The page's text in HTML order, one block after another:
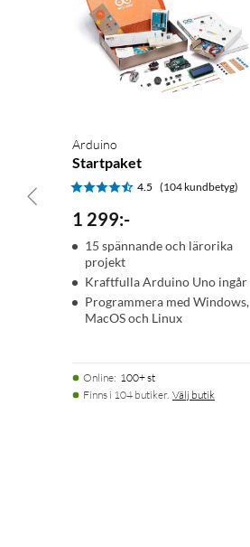
Arduino
Startpaket
4.5 (104 kundbetyg)
1 299:-
15 spännande och lärorika
projekt
Kraftfulla Arduino Uno ingår
Programmera med Windows,
MacOS och Linux
Online: 100+ st
Finns i 104 butiker. Välj butik